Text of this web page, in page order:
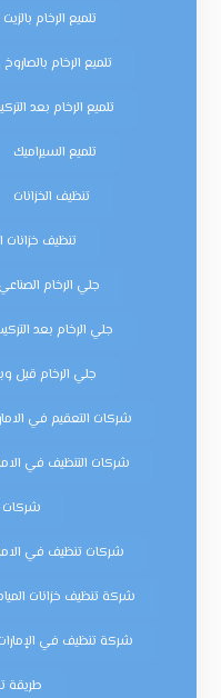
تلميع الرخام بالزيت
تلميع الرخام بالصاروخ
تلميع الرخام بعد
تلميع السيراميك
تنظيف الخزانات
تنظيف خزانات
جلي الرخام الصناعي
جلي الرخام بعد
جلي الرخام قبل
شركات التعقيم في
شركات التنظيف في
شركات
شركات تنظيف في
شركة تنظيف خزانات
شركة تنظيف في
طريقة